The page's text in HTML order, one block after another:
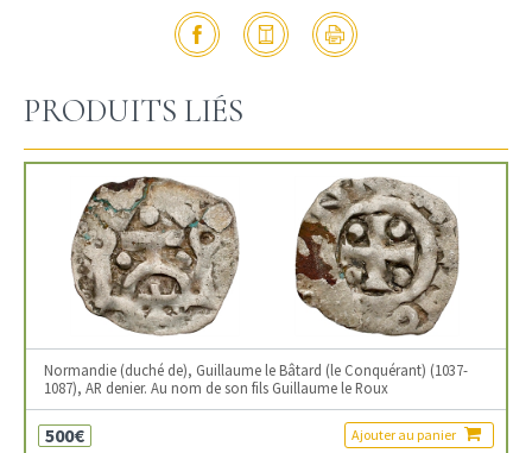
PRODUITS LIÉS
Normandie (duché de), Guillaume le Bâtard (le Conquérant) (1037-
1087), AR denier. Au nom de son fils Guillaume le Roux
500€ Ajouter au panier